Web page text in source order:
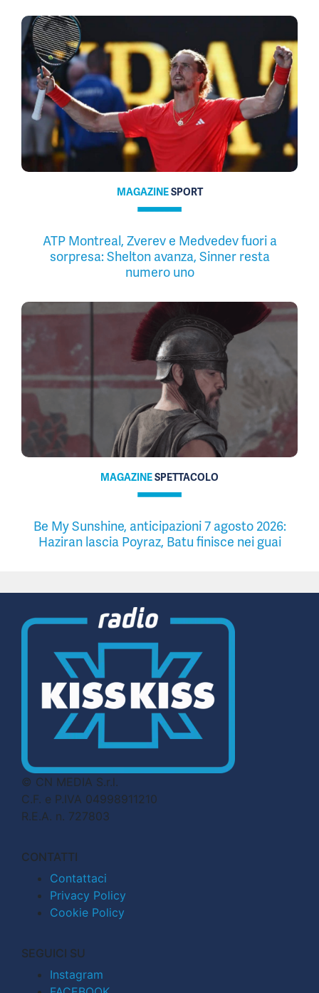
MAGAZINESPORT
ATP Montreal, Zverev e Medvedev fuori a
sorpresa: Shelton avanza, Sinner resta
numero uno
MAGAZINESPETTACOLO
Be My Sunshine, anticipazioni 7 agosto 2026:
Haziran lascia Poyraz, Batu finisce nei guai
© CN MEDIA S.r.l.
C.F. e P.IVA 04998911210
R.E.A. n. 727803
CONTATTI
Contattaci
Privacy Policy
Cookie Policy
SEGUICI SU
Instagram